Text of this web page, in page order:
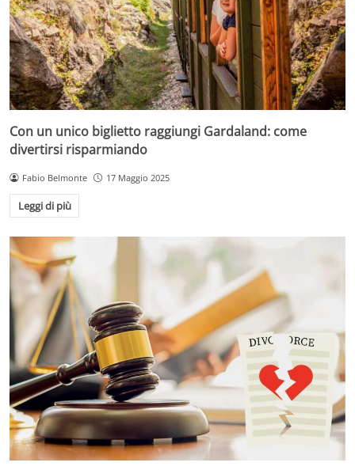
Con un unico biglietto raggiungi Gardaland: come
divertirsi risparmiando
Fabio Belmonte 17 Maggio 2025
Leggi di più